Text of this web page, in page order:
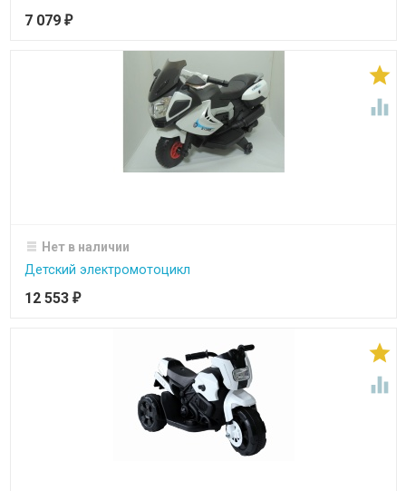
7 079 ₽


Нет в наличии
Детский электромотоцикл
12 553 ₽

